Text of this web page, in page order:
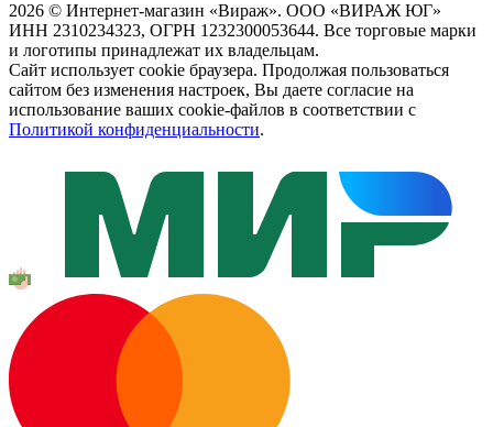
2026 © Интернет-магазин «Вираж». ООО «ВИРАЖ ЮГ»
ИНН 2310234323, ОГРН 1232300053644. Все торговые марки
и логотипы принадлежат их владельцам.
Сайт использует cookie браузера. Продолжая пользоваться
сайтом без изменения настроек, Вы даете согласие на
использование ваших cookie-файлов в соответствии с
Политикой конфиденциальности.